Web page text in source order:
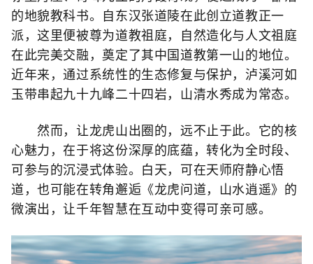
的地貌教科书。自东汉张道陵在此创立道教正一
派，这里便被尊为道教祖庭，自然造化与人文祖庭
在此完美交融，奠定了其中国道教第一山的地位。
近年来，通过系统性的生态修复与保护，泸溪河如
玉带串起九十九峰二十四岩，山清水秀成为常态。
然而，让龙虎山出圈的，远不止于此。它的核
心魅力，在于将这份深厚的底蕴，转化为全时段、
可参与的沉浸式体验。白天，可在天师府静心悟
道，也可能在转角邂逅《龙虎问道，山水逍遥》的
微演出，让千年智慧在互动中变得可亲可感。